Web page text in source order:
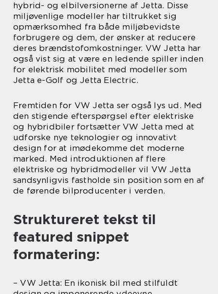
hybrid- og elbilversionerne af Jetta. Disse
miljøvenlige modeller har tiltrukket sig
opmærksomhed fra både miljøbevidste
forbrugere og dem, der ønsker at reducere
deres brændstofomkostninger. VW Jetta har
også vist sig at være en ledende spiller inden
for elektrisk mobilitet med modeller som
Jetta e-Golf og Jetta Electric.
Fremtiden for VW Jetta ser også lys ud. Med
den stigende efterspørgsel efter elektriske
og hybridbiler fortsætter VW Jetta med at
udforske nye teknologier og innovativt
design for at imødekomme det moderne
marked. Med introduktionen af flere
elektriske og hybridmodeller vil VW Jetta
sandsynligvis fastholde sin position som en af
de førende bilproducenter i verden.
Struktureret tekst til
featured snippet
formatering:
– VW Jetta: En ikonisk bil med stilfuldt